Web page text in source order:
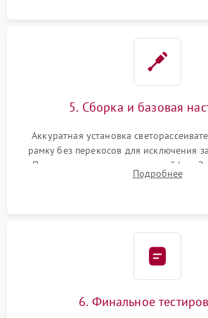
5. Сборка и базовая
Аккуратная установка
рамку без перекосов для исключения
Подключение внутренних шлейфов.
Сброс настроек и обновление
Подробнее
6. Финальное